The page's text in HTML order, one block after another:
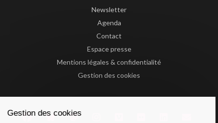
Newsletter
Agenda
Contact
Espace presse
Mentions légales & confidentialité
Gestion des cookies
Gestion des cookies